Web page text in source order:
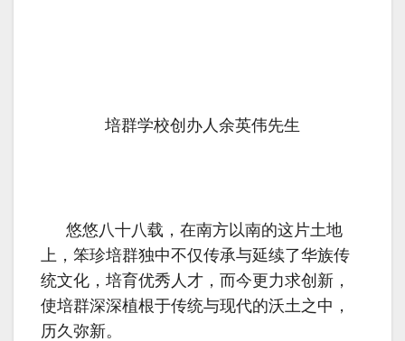
培群学校创办人余英伟先生
悠悠八十八载，在南方以南的这片土地
上，笨珍培群独中不仅传承与延续了华族传
统文化，培育优秀人才，而今更力求创新，
使培群深深植根于传统与现代的沃土之中，
历久弥新。